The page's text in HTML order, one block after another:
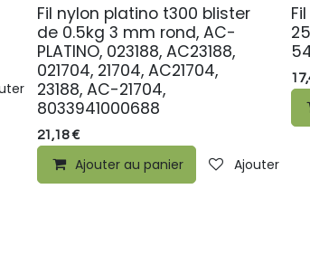
à la liste de souhaits
Fil nylon platino t300 blister
de 0.5kg 3 mm rond, AC-
PLATINO, 023188, AC23188,
021704, 21704, AC21704,
23188, AC-21704,
8033941000688
21,18€
Ajouter au panier Ajouter à la